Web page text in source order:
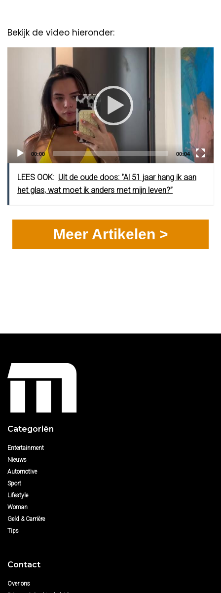
Bekijk de video hieronder:
Current
time
00:00
Total
duration
00:04
LEES OOK: Uit de oude doos: ‘’Al 51 jaar hang ik aan
het glas, wat moet ik anders met mijn leven?’’
Meer Artikelen >
Categoriën
Entertainment
Nieuws
Automotive
Sport
Lifestyle
Woman
Geld & Carrière
Tips
Contact
Over ons